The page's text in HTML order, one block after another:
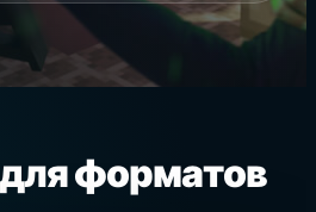
форматов